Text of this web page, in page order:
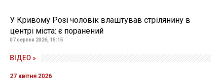
У Кривому Розі чоловік влаштував стрілянину в
центрі міста: є поранений
07 серпня 2026, 15:15
ВІДЕО »
27 квітня 2026